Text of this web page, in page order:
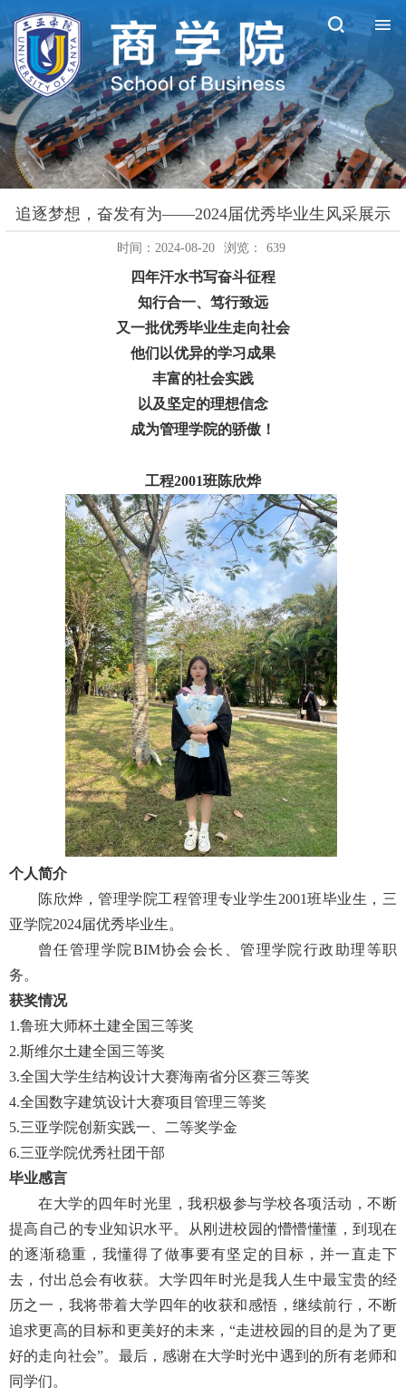
追逐梦想，奋发有为——2024届优秀毕业生风采展示
时间：2024-08-20 浏览： 639
四年汗水书写奋斗征程
知行合一、笃行致远
又一批优秀毕业生走向社会
他们以优异的学习成果
丰富的社会实践
以及坚定的理想信念
成为管理学院的骄傲！
工程2001班陈欣烨
个人简介
陈欣烨，管理学院工程管理专业学生2001班毕业生，三
亚学院2024届优秀毕业生。
曾任管理学院BIM协会会长、管理学院行政助理等职
务。
获奖情况
1.鲁班大师杯土建全国三等奖
2.斯维尔土建全国三等奖
3.全国大学生结构设计大赛海南省分区赛三等奖
4.全国数字建筑设计大赛项目管理三等奖
5.三亚学院创新实践一、二等奖学金
6.三亚学院优秀社团干部
毕业感言
在大学的四年时光里，我积极参与学校各项活动，不断
提高自己的专业知识水平。从刚进校园的懵懵懂懂，到现在
的逐渐稳重，我懂得了做事要有坚定的目标，并一直走下
去，付出总会有收获。大学四年时光是我人生中最宝贵的经
历之一，我将带着大学四年的收获和感悟，继续前行，不断
追求更高的目标和更美好的未来，“走进校园的目的是为了更
好的走向社会”。最后，感谢在大学时光中遇到的所有老师和
同学们。